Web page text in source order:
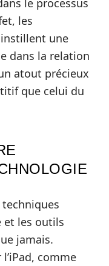
le processus
les
une
dans la relation
atout précieux
que celui du
techniques
et les outils
jamais.
comme